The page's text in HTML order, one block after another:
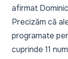
afirmat
Precizăm că
programate
cuprinde 11